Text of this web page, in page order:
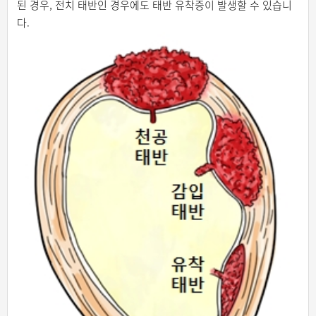
된 경우, 전치 태반인 경우에도 태반 유착증이 발생할 수 있습니
다.